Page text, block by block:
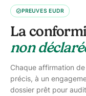
PREUVES EUDR
La
non
Chaque affirmation
précis, à un
dossier prêt pour